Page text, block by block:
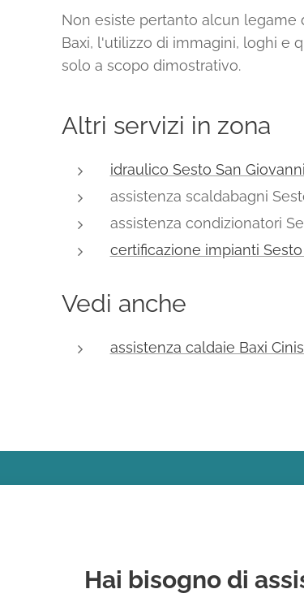
Non esiste pertanto alcun legame
Baxi, l'utilizzo di immagini, loghi e
solo a scopo dimostrativo.
Altri servizi in zona
idraulico Sesto San Giovanni
assistenza scaldabagni
assistenza condizionatori
certificazione impianti
Vedi anche
assistenza caldaie Baxi
Hai bisogno di